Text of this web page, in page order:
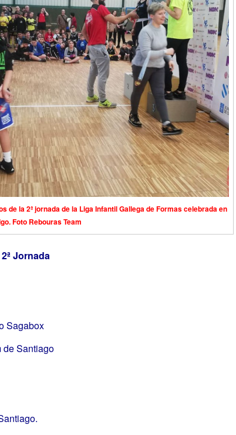
de la 2ª jornada de la Liga Infantil Gallega de Formas celebrada en
Foto Rebouras Team
Jornada
Sagabox
de Santiago